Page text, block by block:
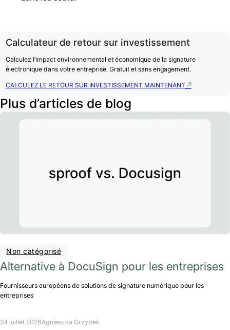
Calculateur de retour sur investissement
Calculez l’impact environnemental et économique de la signature
électronique dans votre entreprise. Gratuit et sans engagement.
CALCULEZ LE RETOUR SUR INVESTISSEMENT MAINTENANT
Plus d’articles de blog
Non catégorisé
Alternative à DocuSign pour les entreprises
Fournisseurs européens de solutions de signature numérique pour les
entreprises
24 juillet 2026Agnieszka Grzybek